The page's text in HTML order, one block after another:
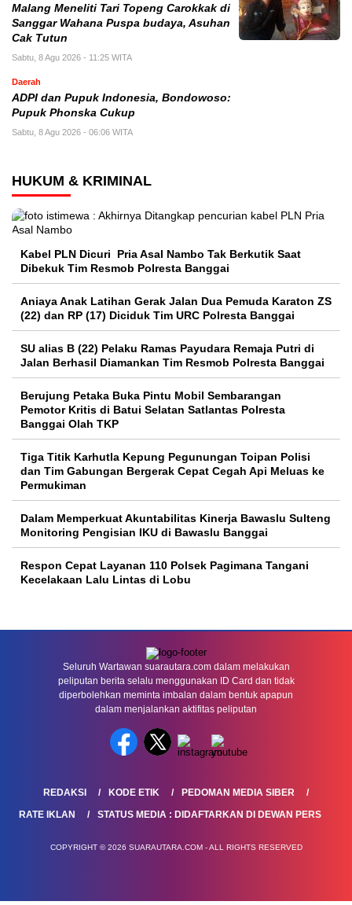
Malang Meneliti Tari Topeng Carokkak di
Sanggar Wahana Puspa budaya, Asuhan
Cak Tutun
Sabtu, 8 Agu 2026 - 11:25 WITA
Daerah
ADPI dan Pupuk Indonesia, Bondowoso:
Pupuk Phonska Cukup
Sabtu, 8 Agu 2026 - 06:06 WITA
HUKUM & KRIMINAL
Kabel PLN Dicuri Pria Asal Nambo Tak Berkutik Saat
Dibekuk Tim Resmob Polresta Banggai
Aniaya Anak Latihan Gerak Jalan Dua Pemuda Karaton ZS
(22) dan RP (17) Diciduk Tim URC Polresta Banggai
SU alias B (22) Pelaku Ramas Payudara Remaja Putri di
Jalan Berhasil Diamankan Tim Resmob Polresta Banggai
Berujung Petaka Buka Pintu Mobil Sembarangan
Pemotor Kritis di Batui Selatan Satlantas Polresta
Banggai Olah TKP
Tiga Titik Karhutla Kepung Pegunungan Toipan Polisi
dan Tim Gabungan Bergerak Cepat Cegah Api Meluas ke
Permukiman
Dalam Memperkuat Akuntabilitas Kinerja Bawaslu Sulteng
Monitoring Pengisian IKU di Bawaslu Banggai
Respon Cepat Layanan 110 Polsek Pagimana Tangani
Kecelakaan Lalu Lintas di Lobu
Seluruh Wartawan suarautara.com dalam melakukan
peliputan berita selalu menggunakan ID Card dan tidak
diperbolehkan meminta imbalan dalam bentuk apapun
dalam menjalankan aktifitas peliputan
REDAKSI KODE ETIK
PEDOMAN MEDIA SIBER
RATE IKLAN
STATUS MEDIA : DIDAFTARKAN DI DEWAN PERS
COPYRIGHT © 2026 SUARAUTARA.COM - ALL RIGHTS RESERVED